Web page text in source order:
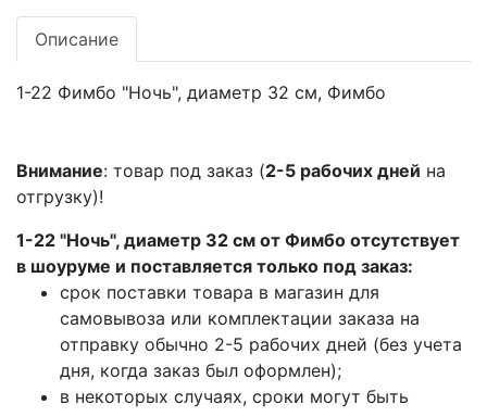
Описание
1-22 Фимбо "Ночь", диаметр 32 см, Фимбо
Внимание: товар под заказ (2-5 рабочих дней на
отгрузку)!
1-22 "Ночь", диаметр 32 см от Фимбо отсутствует
в шоуруме и поставляется только под заказ:
срок поставки товара в магазин для
самовывоза или комплектации заказа на
отправку обычно 2-5 рабочих дней (без учета
дня, когда заказ был оформлен);
в некоторых случаях, сроки могут быть